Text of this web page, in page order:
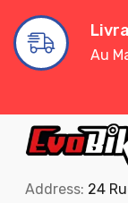
Au
Address: 24